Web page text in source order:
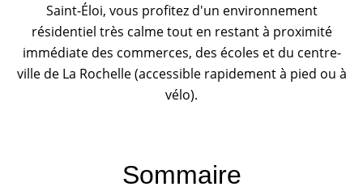
Saint-Éloi, vous profitez d'un environnement
résidentiel très calme tout en restant à proximité
immédiate des commerces, des écoles et du centre-
ville de La Rochelle (accessible rapidement à pied ou à
vélo).
Sommaire